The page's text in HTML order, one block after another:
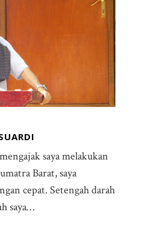
saya melakukan
Barat, saya
cepat. Setengah darah
saya…